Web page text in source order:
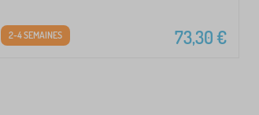
73,30€
2-4 SEMAINES